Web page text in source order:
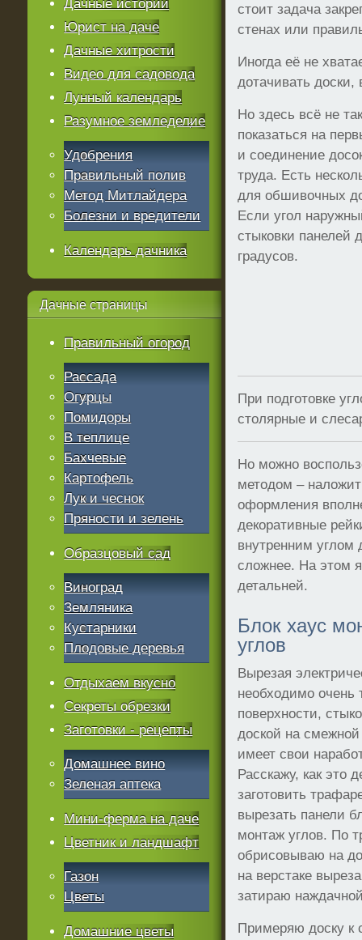
стоит задача
стенах или
Иногда её не
дотачивать
Но здесь всё не
показаться на
и соединение
труда. Есть
для обшивочных
Если угол
стыковки панелей
градусов.
При подготовке
столярные и
Но можно
методом –
оформления
декоративные
внутренним углом
сложнее. На этом
детальней.
Блок хаус
углов
Вырезая
необходимо
поверхности,
доской на
имеет свои
Расскажу, как это
заготовить
вырезать панели
монтаж углов. По
обрисовываю на
на верстаке
затираю
Примеряю доску к
Дачные истории
Юрист на даче
Дачные хитрости
Видео для садовода
Лунный календарь
Разумное земледелие
Удобрения
Правильный полив
Метод Митлайдера
Болезни и вредители
Календарь дачника
Дачные страницы
Правильный огород
Рассада
Огурцы
Помидоры
В теплице
Бахчевые
Картофель
Лук и чеснок
Пряности и зелень
Образцовый сад
Виноград
Земляника
Кустарники
Плодовые деревья
Отдыхаем вкусно
Секреты обрезки
Заготовки - рецепты
Домашнее вино
Зеленая аптека
Мини-ферма на даче
Цветник и ландшафт
Газон
Цветы
Домашние цветы